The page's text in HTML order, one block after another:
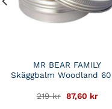
MR BEAR FAMILY
Skäggbalm Woodland
219kr Det
ursprungliga
87,60 krDet